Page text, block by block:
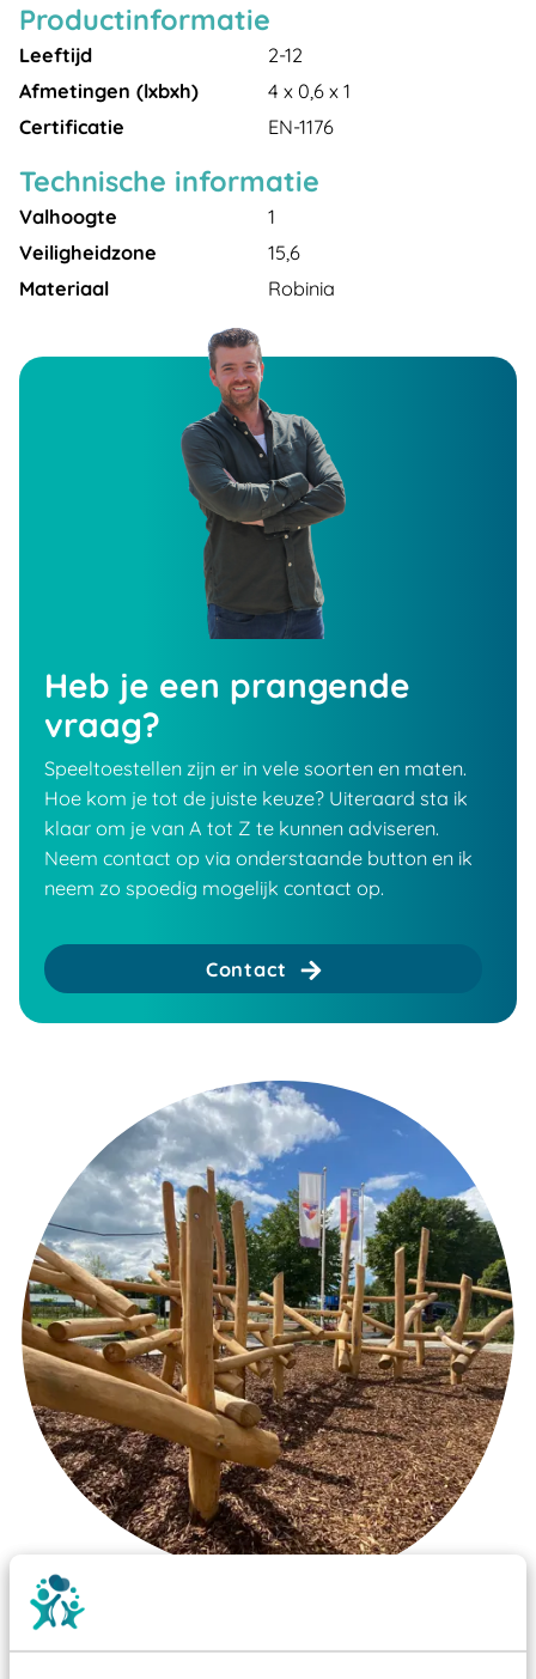
Productinformatie
Leeftijd
2-12
Afmetingen (lxbxh)
4 x 0,6 x 1
Certificatie
EN-1176
Technische informatie
Valhoogte
1
Veiligheidzone
15,6
Materiaal
Robinia
Heb je een prangende
vraag?
Speeltoestellen zijn er in vele soorten en maten.
Hoe kom je tot de juiste keuze? Uiteraard sta ik
klaar om je van A tot Z te kunnen adviseren.
Neem contact op via onderstaande button en ik
neem zo spoedig mogelijk contact op.
Contact
Wist je dat: